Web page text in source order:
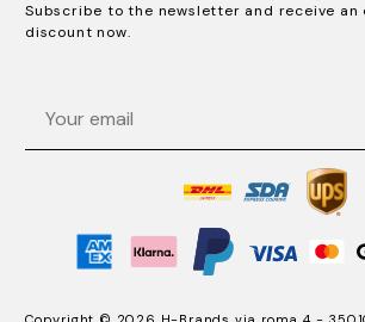
Subscribe to the newsletter and receive an
discount now.